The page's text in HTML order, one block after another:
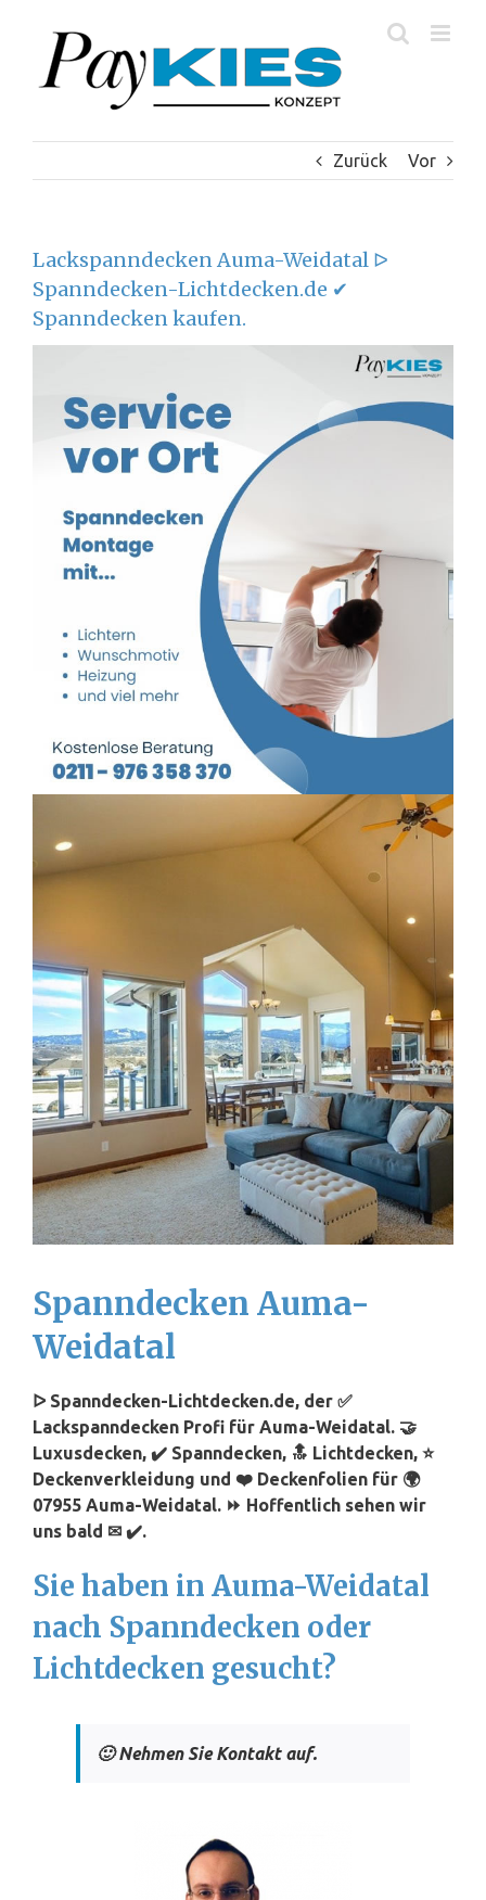
springen
Zurück Vor
Lackspanndecken Auma-Weidatal ᐅ
Spanndecken-Lichtdecken.de ✔
Spanndecken kaufen.
Spanndecken Auma-
Weidatal
ᐅ Spanndecken-Lichtdecken.de, der ✅
Lackspanndecken Profi für Auma-Weidatal. 🤝
Luxusdecken, ✔️ Spanndecken, 🔝 Lichtdecken, ⭐
Deckenverkleidung und ❤️ Deckenfolien für 🌍
07955 Auma-Weidatal. ⏩ Hoffentlich sehen wir
uns bald ✉ ✔️.
Sie haben in Auma-Weidatal
nach Spanndecken oder
Lichtdecken gesucht?
🙂 Nehmen Sie Kontakt auf.